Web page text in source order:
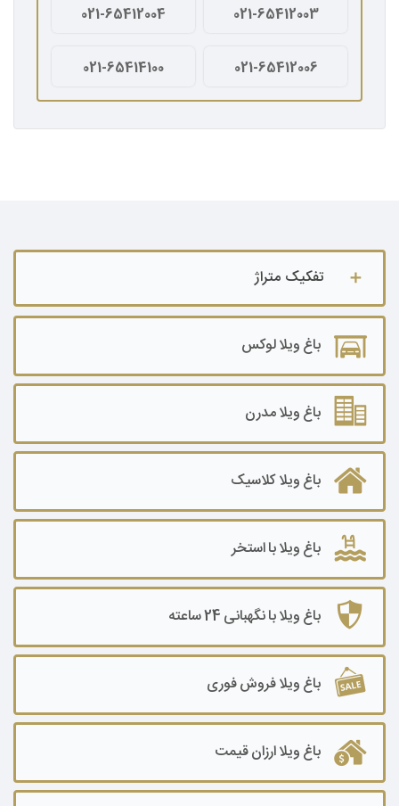
021-65412003
021-65412004
021-65412006
021-65414100
تفکیک متراژ
باغ ویلا ۵۰۰ تا ۱۰۰۰ متر
باغ ویلا ۱۰۰۰ تا ۲۰۰۰ متر
باغ ویلا ۲۰۰۰ تا ۳۰۰۰ متر
باغ ویلا۳۰۰۰ تا ۵۰۰۰ متر
باغ ویلا ۵۰۰۰ تا ۷۰۰۰ متر
باغ ویلا ۷۰۰۰ تا ۱۰۰۰۰ متر
باغ ویلا ۱۰۰۰۰ متر به بالا
باغ ویلا لوکس
باغ ویلا مدرن
باغ ویلا کلاسیک
باغ ویلا با استخر
باغ ویلا با نگهبانی 24 ساعته
باغ ویلا فروش فوری
باغ ویلا ارزان قیمت